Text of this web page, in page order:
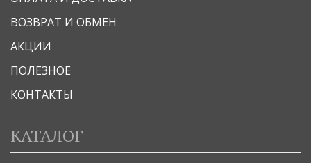
ВОЗВРАТ И ОБМЕН
АКЦИИ
ПОЛЕЗНОЕ
КОНТАКТЫ
КАТАЛОГ